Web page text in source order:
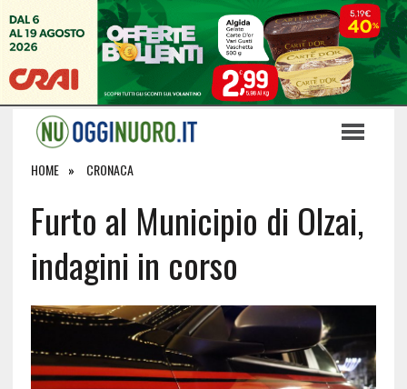
HOME CRONACA
Furto al Municipio di Olzai,
indagini in corso